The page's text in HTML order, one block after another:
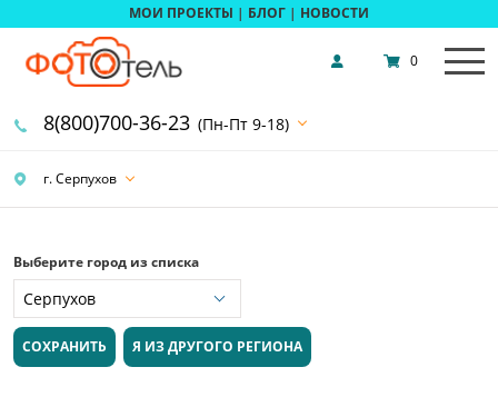
МОИ ПРОЕКТЫ | БЛОГ | НОВОСТИ
г. Серпухов
8(800)700-36-23 (Пн-Пт 9-18)
0
Выберите город из списка
СОХРАНИТЬ Я ИЗ ДРУГОГО РЕГИОНА